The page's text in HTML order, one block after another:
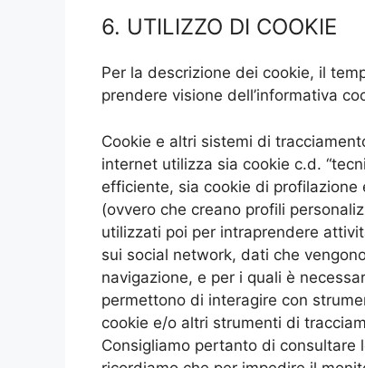
6. UTILIZZO DI COOKIE
Per la descrizione dei cookie, il
prendere visione dell’informativa
Cookie e altri sistemi di
internet utilizza sia cookie c.d.
efficiente, sia cookie di
(ovvero che creano profili
utilizzati poi per intraprendere
sui social network, dati che
navigazione, e per i quali è
permettono di interagire con
cookie e/o altri strumenti di
Consigliamo pertanto di consultare